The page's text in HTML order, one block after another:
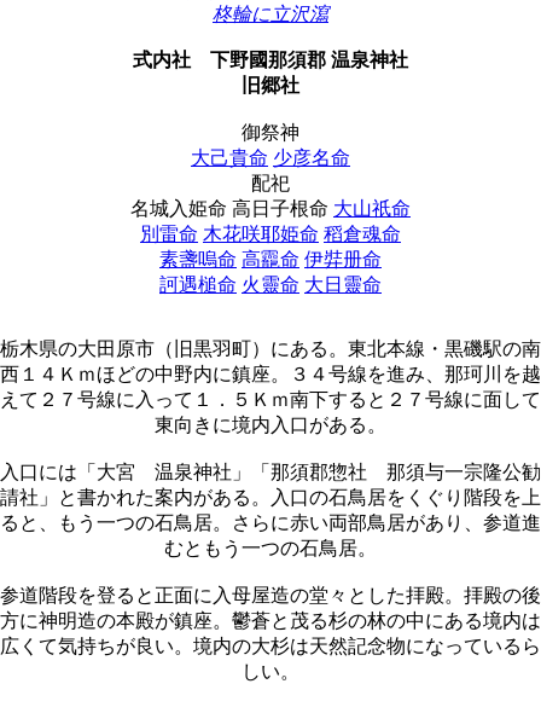
柊輪に立沢瀉
式内社
下野國那須郡 温泉神社
旧郷社
御祭神
大己貴命 少彦名命
配祀
名城入姫命 高日子根命 大山祇命
別雷命 木花咲耶姫命 稻倉魂命
素盞嗚命 高龗命 伊弉册命
訶遇槌命 火靈命 大日靈命
栃木県の大田原市（旧黒羽町）にある。東北本線・黒磯駅の南
西１４Ｋｍほどの中野内に鎮座。３４号線を進み、那珂川を越
えて２７号線に入って１．５Ｋｍ南下すると２７号線に面して
東向きに境内入口がある。
入口には「大宮 温泉神社」「那須郡惣社 那須与一宗隆公勧
請社」と書かれた案内がある。入口の石鳥居をくぐり階段を上
ると、もう一つの石鳥居。さらに赤い両部鳥居があり、参道進
むともう一つの石鳥居。
参道階段を登ると正面に入母屋造の堂々とした拝殿。拝殿の後
方に神明造の本殿が鎮座。鬱蒼と茂る杉の林の中にある境内は
広くて気持ちが良い。境内の大杉は天然記念物になっているら
しい。